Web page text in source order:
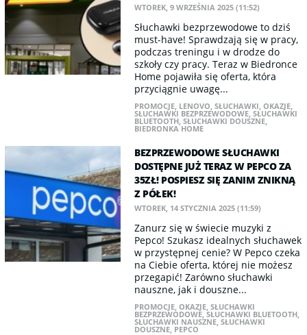
WTOREK, 9 WRZEŚNIA 2025 (11:52)
Słuchawki bezprzewodowe to dziś
must-have! Sprawdzają się w pracy,
podczas treningu i w drodze do
szkoły czy pracy. Teraz w Biedronce
Home pojawiła się oferta, która
przyciągnie uwagę...
PROMOCJE, LENOVO,SŁUCHAWKI,OKAZJE,
SŁUCHAWKI BEZPRZEWODOWE,SŁUCHAWKI
BLUETOOTH,SŁUCHAWKI DOUSZNE,
BIEDRONKA HOME
BEZPRZEWODOWE SŁUCHAWKI
DOSTĘPNE JUŻ TERAZ W PEPCO ZA
35ZŁ! POSPIESZ SIĘ ZANIM ZNIKNĄ
Z PÓŁEK!
WTOREK, 14 STYCZNIA 2025 (11:59)
Zanurz się w świecie muzyki z
Pepco! Szukasz idealnych słuchawek
w przystępnej cenie? W Pepco czeka
na Ciebie oferta, której nie możesz
przegapić! Zarówno słuchawki
nauszne, jak i douszne...
PROMOCJE,OKAZJE,SŁUCHAWKI
BEZPRZEWODOWE,SŁUCHAWKI BLUETOOTH,
SŁUCHAWKI NAUSZNE,SŁUCHAWKI
DOUSZNE, PEPCO